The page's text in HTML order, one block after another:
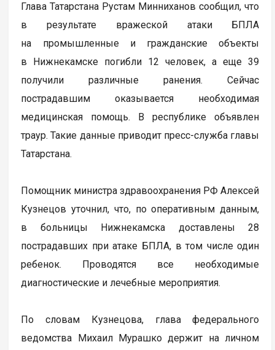
Глава Татарстана Рустам Минниханов сообщил, что
в результате вражеской атаки БПЛА
на промышленные и гражданские объекты
в Нижнекамске погибли 12 человек, а еще 39
получили различные ранения. Сейчас
пострадавшим оказывается необходимая
медицинская помощь. В республике объявлен
траур. Такие данные приводит пресс-служба главы
Татарстана.
Помощник министра здравоохранения РФ Алексей
Кузнецов уточнил, что, по оперативным данным,
в больницы Нижнекамска доставлены 28
пострадавших при атаке БПЛА, в том числе один
ребенок. Проводятся все необходимые
диагностические и лечебные мероприятия.
По словам Кузнецова, глава федерального
ведомства Михаил Мурашко держит на личном